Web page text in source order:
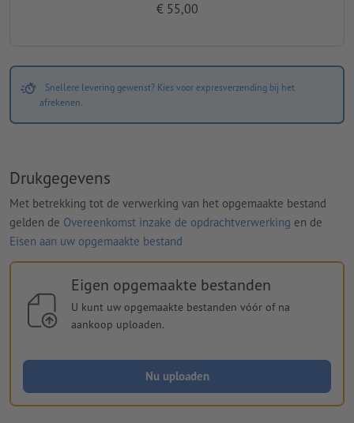
€ 55,00
Snellere levering gewenst? Kies voor expresverzending bij het
afrekenen.
Drukgegevens
Met betrekking tot de verwerking van het opgemaakte bestand
gelden de Overeenkomst inzake de opdrachtverwerking en de
Eisen aan uw opgemaakte bestand
Eigen opgemaakte bestanden
U kunt uw opgemaakte bestanden vóór of na
aankoop uploaden.
Nu uploaden